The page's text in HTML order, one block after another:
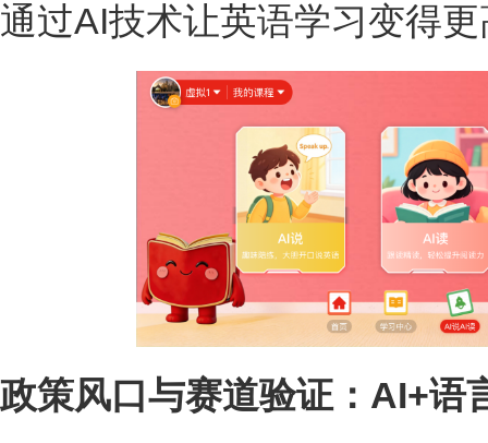
通过AI技术让英语学习变得
政策风口与赛道验证： AI+语